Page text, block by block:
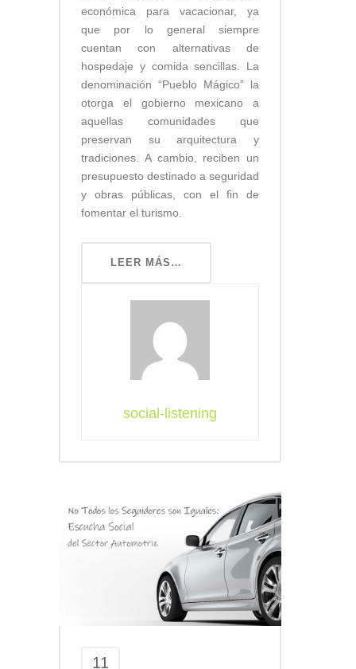
económica para vacacionar, ya
que por lo general siempre
cuentan con alternativas de
hospedaje y comida sencillas. La
denominación “Pueblo Mágico” la
otorga el gobierno mexicano a
aquellas comunidades que
preservan su arquitectura y
tradiciones. A cambio, reciben un
presupuesto destinado a seguridad
y obras públicas, con el fin de
fomentar el turismo.
LEER MÁS…
social-listening
11